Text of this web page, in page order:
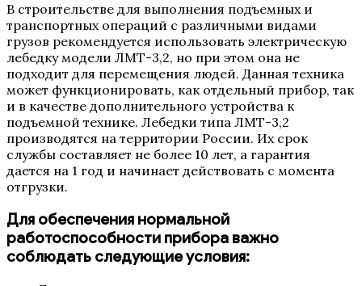
В строительстве для выполнения подъемных и
транспортных операций с различными видами
грузов рекомендуется использовать электрическую
лебедку модели ЛМТ-3,2, но при этом она не
подходит для перемещения людей. Данная техника
может функционировать, как отдельный прибор, так
и в качестве дополнительного устройства к
подъемной технике. Лебедки типа ЛМТ-3,2
производятся на территории России. Их срок
службы составляет не более 10 лет, а гарантия
дается на 1 год и начинает действовать с момента
отгрузки.
Для обеспечения нормальной
работоспособности прибора важно
соблюдать следующие условия: